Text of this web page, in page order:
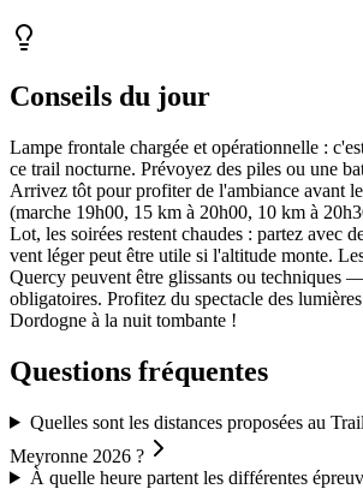
Conseils du jour
Lampe frontale chargée et opérationnelle :
ce trail nocturne. Prévoyez des piles ou une
Arrivez tôt pour profiter de l'ambiance avant
(marche 19h00, 15 km à 20h00, 10 km à
Lot, les soirées restent chaudes : partez avec
vent léger peut être utile si l'altitude monte.
Quercy peuvent être glissants ou techniques
obligatoires. Profitez du spectacle des
Dordogne à la nuit tombante !
Questions fréquentes
Quelles sont les distances proposées au
Meyronne 2026 ?
À quelle heure partent les différentes